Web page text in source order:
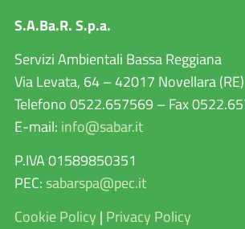
S.A.Ba.R. S.p.a.
Servizi Ambientali Bassa Reggiana
Via Levata, 64 – 42017 Novellara (RE)
Telefono 0522.657569 – Fax
E-mail: info@sabar.it
P.IVA 01589850351
PEC: sabarspa@pec.it
Cookie Policy | Privacy Policy